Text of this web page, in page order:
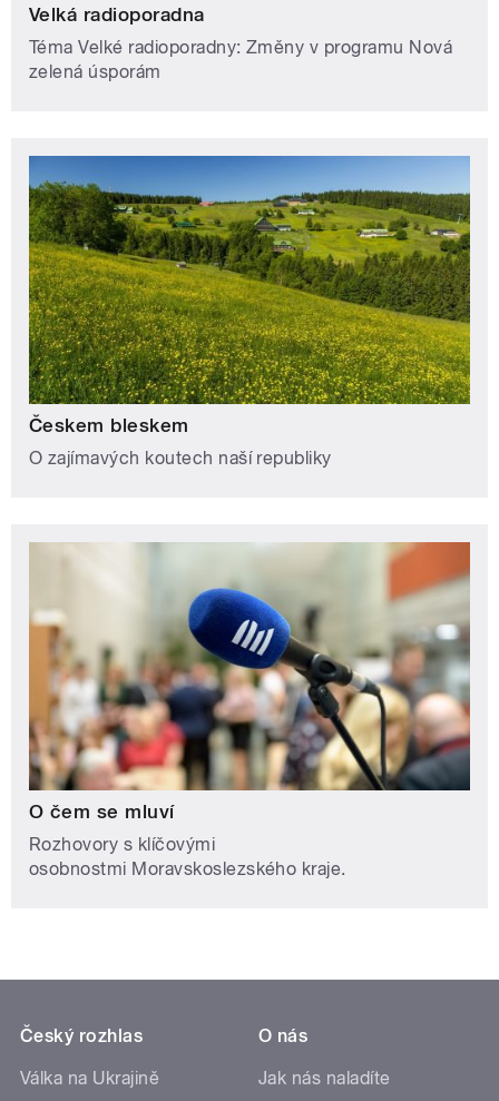
Velká radioporadna
Téma Velké radioporadny: Změny v programu Nová
zelená úsporám
Českem bleskem
O zajímavých koutech naší republiky
O čem se mluví
Rozhovory s klíčovými
osobnostmi Moravskoslezského kraje.
Český rozhlas
Válka na Ukrajině
O nás
Jak nás naladíte